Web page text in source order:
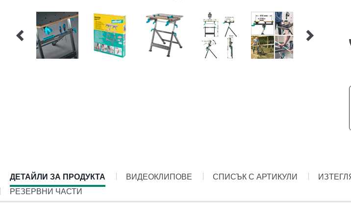
CURRENT
TAB:
ДЕТАЙЛИ ЗА ПРОДУКТА ВИДЕОКЛИПОВЕ СПИСЪК С АРТИКУЛИ
РЕЗЕРВНИ ЧАСТИ